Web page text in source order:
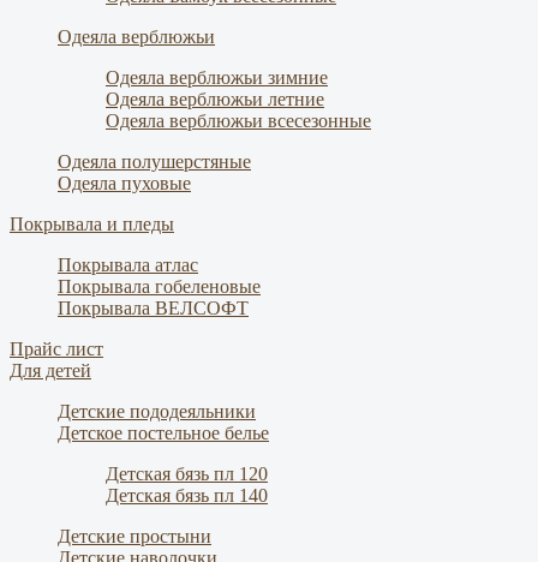
Одеяла верблюжьи
Одеяла верблюжьи зимние
Одеяла верблюжьи летние
Одеяла верблюжьи всесезонные
Одеяла полушерстяные
Одеяла пуховые
Покрывала и пледы
Покрывала атлас
Покрывала гобеленовые
Покрывала ВЕЛСОФТ
Прайс лист
Для детей
Детские пододеяльники
Детское постельное белье
Детская бязь пл 120
Детская бязь пл 140
Детские простыни